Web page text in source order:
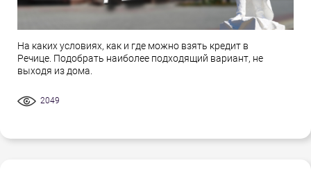
На каких условиях, как и где можно взять кредит в
Речице. Подобрать наиболее подходящий вариант, не
выходя из дома.
2049